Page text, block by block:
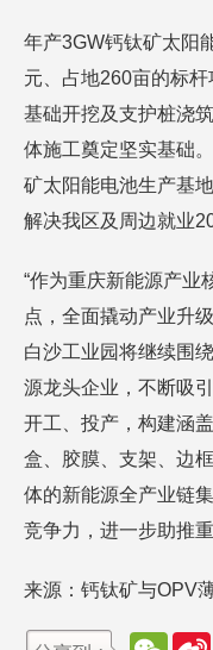
年产3GW钙钛矿太阳
元、占地260亩的标
基础开挖及支护桩浇
体施工奠定坚实基础
矿太阳能电池生产基
解决我区及周边就业
“作为重庆新能源产业
点，全面撬动产业升
白沙工业园将继续围
源龙头企业，不断吸
开工、投产，构建涵
盒、胶膜、支架、边
体的新能源全产业链
竞争力，进一步助推
来源：钙钛矿与OPV
W